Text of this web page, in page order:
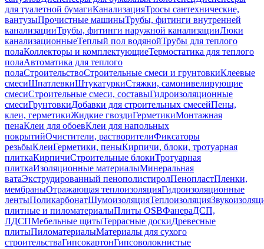
для туалетной бумагиКанализацияТросы сантехнические,
вантузыПрочистные машиныТрубы, фитинги внутренней
канализацииТрубы, фитинги наружной канализацииЛюки
канализационныеТеплый пол водянойТрубы для теплого
полаКоллекторы и комплектующиеТермостатика для теплого
полаАвтоматика для теплого
полаСтроительствоСтроительные смеси и грунтовкиКлеевые
смесиШпатлевкиШтукатуркиСтяжки, самонивелирующие
смесиСтроительные смеси, составыГидроизоляционные
смесиГрунтовкиДобавки для строительных смесейПены,
клеи, герметикиЖидкие гвоздиГерметикиМонтажная
пенаКлеи для обоевКлеи для напольных
покрытийОчистители, растворителиФиксаторы
резьбыКлеиГерметики, пеныКирпичи, блоки, тротуарная
плиткаКирпичиСтроительные блокиТротуарная
плиткаИзоляционные материалыМинеральная
ватаЭкструдированный пенополистиролПенопластПленки,
мембраныОтражающая теплоизоляцияГидроизоляционные
лентыПоликарбонатШумоизоляцияТеплоизоляция
плитные и пиломатериалыПлиты OSBФанераДСП,
ЛДСПМебельные щитыТеррасные доскиДревесные
плитыПиломатериалыМатериалы для сухого
строительстваГипсокартонГипсоволокнистые